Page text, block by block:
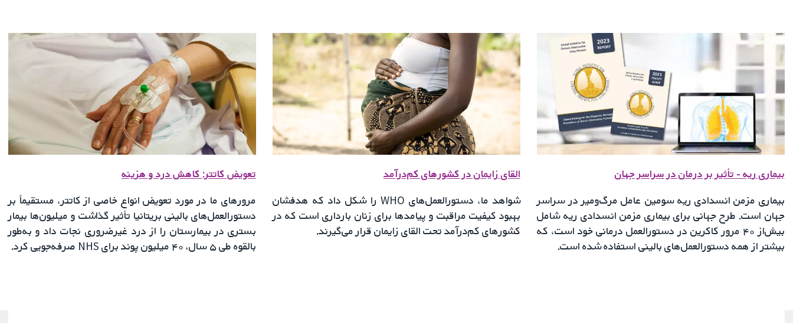
بیماری ریه - تأثیر بر درمان در سراسر جهان
بیماری مزمن انسدادی ریه سومین عامل مرگ‌ومیر در سراسر
جهان است. طرح جهانی برای بیماری مزمن انسدادی ریه شامل
بیش‌از ۴۰ مرور کاکرین در دستورالعمل درمانی خود است، که
بیشتر از همه دستورالعمل‌های بالینی استفاده شده است.
القای زایمان در کشورهای کم‌درآمد
شواهد ما، دستورالعمل‌های WHO را شکل داد که هدفشان
بهبود کیفیت مراقبت و پیامدها برای زنان بارداری است که در
کشورهای کم‌درآمد تحت القای زایمان قرار می‌گیرند.
تعویض کاتتر: کاهش درد و هزینه
مرورهای ما در مورد تعویض انواع خاصی از کاتتر، مستقیماً بر
دستورالعمل‌های بالینی بریتانیا تأثیر گذاشت و میلیون‌ها بیمار
بستری در بیمارستان را از درد غیرضروری نجات داد و به‌طور
بالقوه طی ۵ سال، ۴۰ میلیون پوند برای NHS صرفه‌جویی کرد.